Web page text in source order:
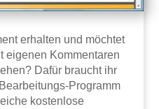
erhalten und möchtet
eigenen Kommentaren
Dafür braucht ihr
Programm
kostenlose